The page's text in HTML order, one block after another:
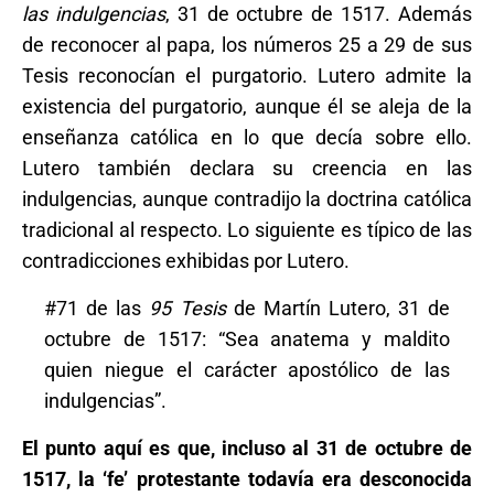
las indulgencias, 31 de octubre de 1517. Además
de reconocer al papa, los números 25 a 29 de sus
Tesis reconocían el purgatorio. Lutero admite la
existencia del purgatorio, aunque él se aleja de la
enseñanza católica en lo que decía sobre ello.
Lutero también declara su creencia en las
indulgencias, aunque contradijo la doctrina católica
tradicional al respecto. Lo siguiente es típico de las
contradicciones exhibidas por Lutero.
#71 de las 95 Tesisde Martín Lutero, 31 de
octubre de 1517: “Sea anatema y maldito
quien niegue el carácter apostólico de las
indulgencias”.
El punto aquí es que, incluso al 31 de octubre de
1517, la ‘fe’ protestante todavía era desconocida